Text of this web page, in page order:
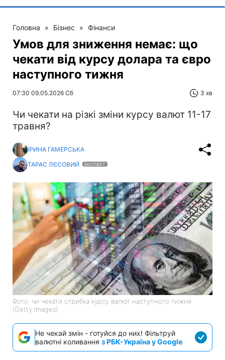
Головна » Бізнес » Фінанси
Умов для зниження немає: що
чекати від курсу долара та євро
наступного тижня
07:30 09.05.2026 Сб 3 хв
Чи чекати на різкі зміни курсу валют 11-17
травня?
ІРИНА ГАМЕРСЬКА
ТАРАС ЛЄСОВИЙ
ЕКСПЕРТ
Фото: чи чекати стрибка курсу валют наступного тижня
(Getty Images)
Не чекай змін - готуйся до них! Фільтруй
валютні коливання з РБК-Україна у Google